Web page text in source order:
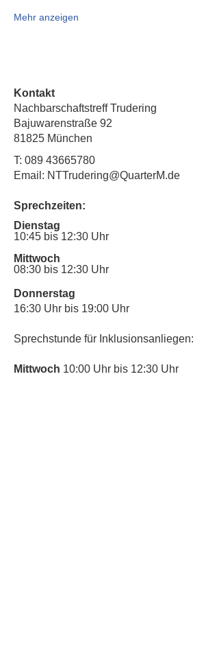
Mehr anzeigen
Kontakt
Nachbarschaftstreff Trudering
Bajuwarenstraße 92
81825 München
T: 089 43665780
Email: NTTrudering@QuarterM.de
Sprechzeiten:
Dienstag
10:45 bis 12:30 Uhr
Mittwoch
08:30 bis 12:30 Uhr
Donnerstag
16:30 Uhr bis 19:00 Uhr
Sprechstunde für Inklusionsanliegen:
Mittwoch 10:00 Uhr bis 12:30 Uhr